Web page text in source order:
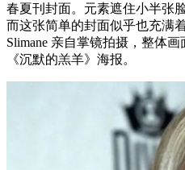
春夏刊封面。元素遮住小半张
而这张简单的封面似乎也充满
Slimane 亲自掌镜拍摄，整体
《沉默的羔羊》海报。